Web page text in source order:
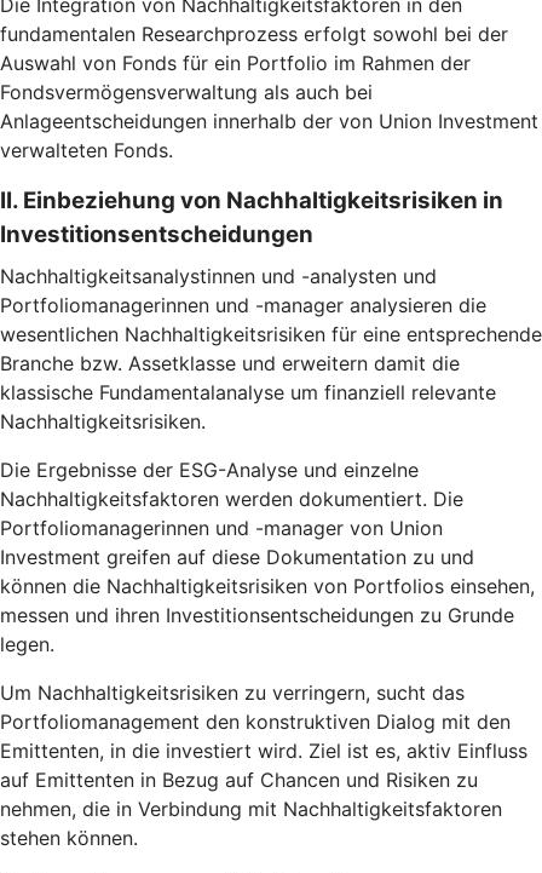
Die Integration von Nachhaltigkeitsfaktoren in den
fundamentalen Researchprozess erfolgt sowohl bei der
Auswahl von Fonds für ein Portfolio im Rahmen der
Fondsvermögensverwaltung als auch bei
Anlageentscheidungen innerhalb der von Union Investment
verwalteten Fonds.
II. Einbeziehung von Nachhaltigkeitsrisiken in
Investitionsentscheidungen
Nachhaltigkeitsanalystinnen und -analysten und
Portfoliomanagerinnen und -manager analysieren die
wesentlichen Nachhaltigkeitsrisiken für eine entsprechende
Branche bzw. Assetklasse und erweitern damit die
klassische Fundamentalanalyse um finanziell relevante
Nachhaltigkeitsrisiken.
Die Ergebnisse der ESG-Analyse und einzelne
Nachhaltigkeitsfaktoren werden dokumentiert. Die
Portfoliomanagerinnen und -manager von Union
Investment greifen auf diese Dokumentation zu und
können die Nachhaltigkeitsrisiken von Portfolios einsehen,
messen und ihren Investitionsentscheidungen zu Grunde
legen.
Um Nachhaltigkeitsrisiken zu verringern, sucht das
Portfoliomanagement den konstruktiven Dialog mit den
Emittenten, in die investiert wird. Ziel ist es, aktiv Einfluss
auf Emittenten in Bezug auf Chancen und Risiken zu
nehmen, die in Verbindung mit Nachhaltigkeitsfaktoren
stehen können.